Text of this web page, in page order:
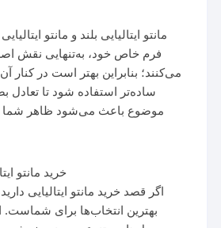
مانتو ایتالیایی بلند و مانتو
فرم خاص خود، به‌تنهایی نقش
می‌کنند؛ بنابراین بهتر است در کنار
ساده‌تر استفاده شود تا
موضوع باعث می‌شود ظاهر شما
خرید مانتو
اگر قصد خرید مانتو ایتالیایی
بهترین انتخاب‌ها برای شماست.